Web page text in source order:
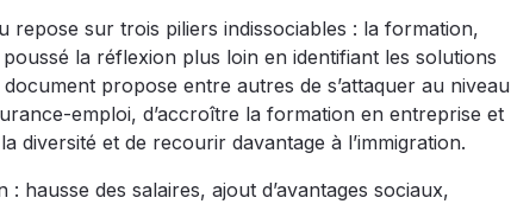
repose sur trois piliers indissociables : la formation,
la réflexion plus loin en identifiant les solutions
propose entre autres de s’attaquer au niveau
emploi, d’accroître la formation en entreprise et
diversité et de recourir davantage à l’immigration.
hausse des salaires, ajout d’avantages sociaux,